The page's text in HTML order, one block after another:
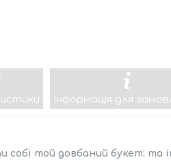
Інформація для
собі той довбаний букет: та